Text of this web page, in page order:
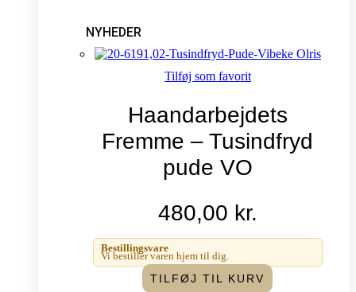
NYHEDER
Tilføj som favorit
Haandarbejdets
Fremme – Tusindfryd
pude VO
480,00 kr.
Bestillingsvare
Vi bestiller varen hjem til dig.
TILFØJ TIL KURV